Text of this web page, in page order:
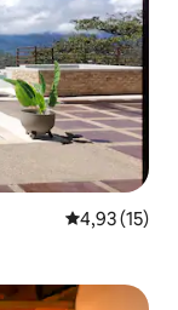
4,93 de uma
4,93 (15)